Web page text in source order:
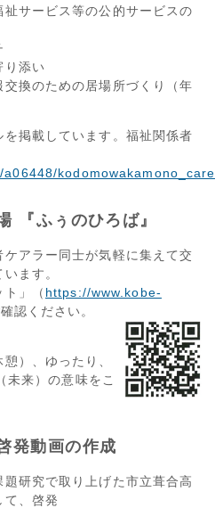
祉サービス等の公的サービスの
り添い
交換のための居場所づくり（年
掲載しています。福祉関係者
『ふぅのひろば』
アラー同士が気軽に集えて交
ます。
ト」（ https://www.kobe-
認ください。
）、ゆったり、
来）の意味をこ
発動画の作成
研究で取り上げた市立葺合高
て、啓発